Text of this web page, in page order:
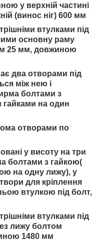
у верхній частині
(винос ніг) 600 мм
втулками під
основну раму
25 мм, довжиною
два отворами під
між нею і
болтами з
гайками на один
отворами по
у висоту на три
болтами з гайкою(
на одну лижу), у
для кріплення
втулкою під болт,
втулками під
лижу болтом
1480 мм